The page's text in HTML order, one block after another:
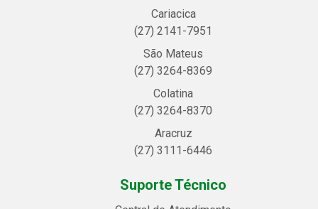
Cariacica
(27) 2141-7951
São Mateus
(27) 3264-8369
Colatina
(27) 3264-8370
Aracruz
(27) 3111-6446
Suporte Técnico